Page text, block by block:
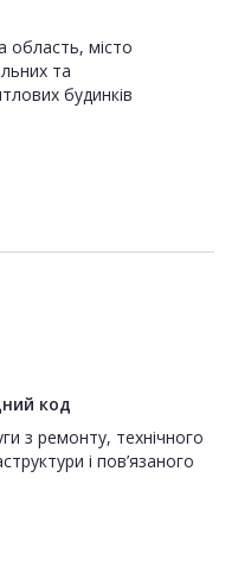
область, місто
та
будинків
код
з ремонту, технічного
і пов’язаного